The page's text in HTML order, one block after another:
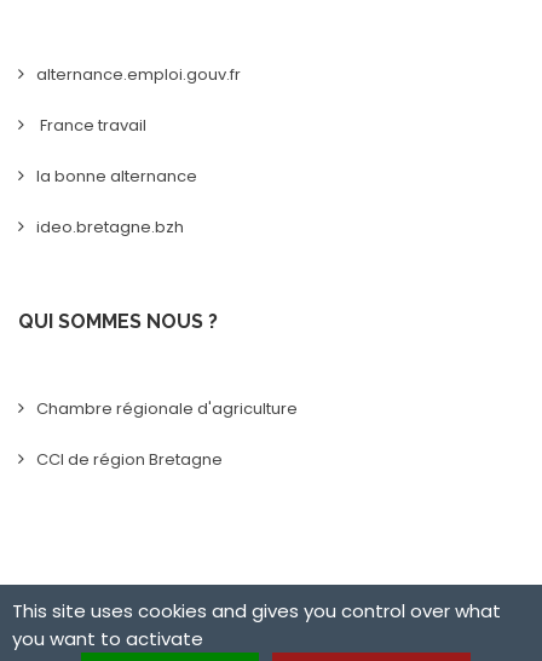
alternance.emploi.gouv.fr
France travail
la bonne alternance
ideo.bretagne.bzh
QUI SOMMES NOUS ?
Chambre régionale d'agriculture
CCI de région Bretagne
This site uses cookies and gives you control over what
you want to activate